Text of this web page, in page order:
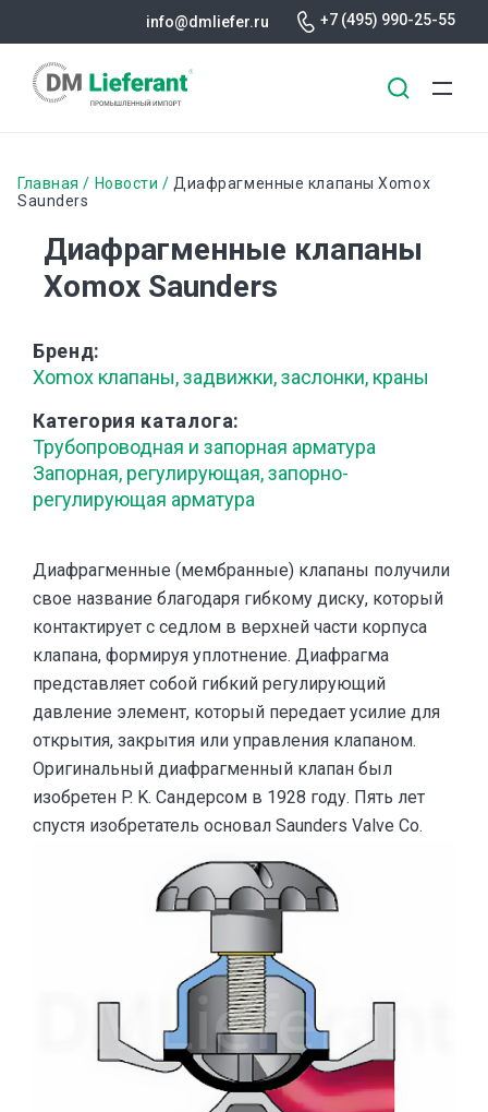
основному
info@dmliefer.ru +7 (495) 990-25-55
Строка
навигации
Главная Новости
Диафрагменные клапаны Xomox
Saunders
Диафрагменные клапаны
Xomox Saunders
Бренд
Xomox клапаны, задвижки, заслонки, краны
Категория каталога
Трубопроводная и запорная арматура
Запорная, регулирующая, запорно-
регулирующая арматура
Диафрагменные (мембранные) клапаны получили
свое название благодаря гибкому диску, который
контактирует с седлом в верхней части корпуса
клапана, формируя уплотнение. Диафрагма
представляет собой гибкий регулирующий
давление элемент, который передает усилие для
открытия, закрытия или управления клапаном.
Оригинальный диафрагменный клапан был
изобретен P. K. Сандерсом в 1928 году. Пять лет
спустя изобретатель основал Saunders Valve Co.